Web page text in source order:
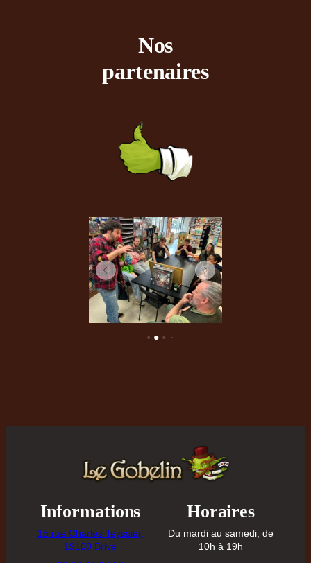
Nos
partenaires
Informations
15 rue Charles Teyssier,
19100 Brive
Horaires
Du mardi au samedi, de
10h à 19h